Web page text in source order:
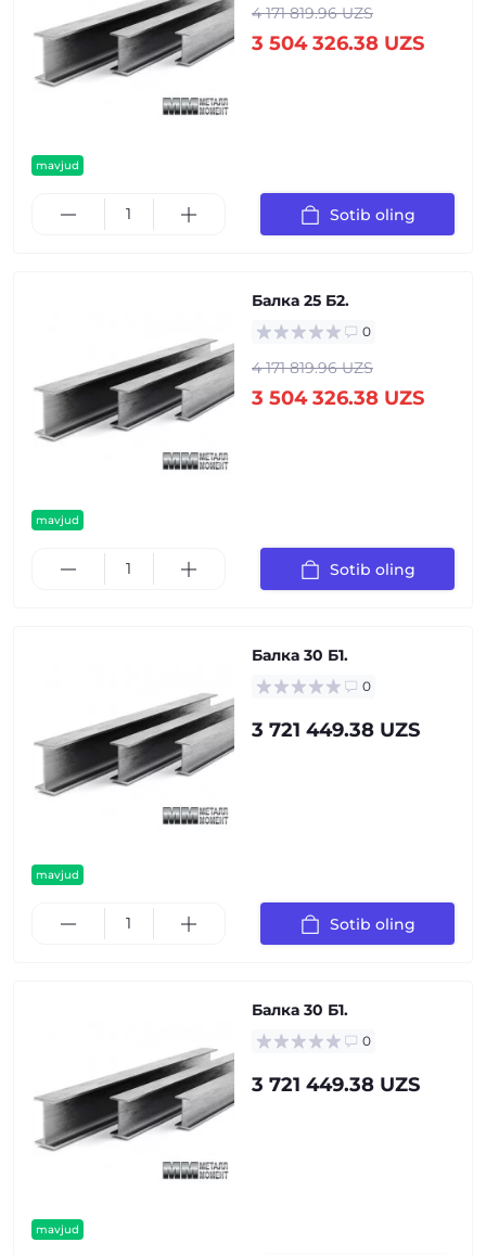
mavjud
4 171 819.96 UZS
3 504 326.38 UZS
Sotib oling
mavjud
Балка 25 Б2.
0
4 171 819.96 UZS
3 504 326.38 UZS
Sotib oling
mavjud
Балка 30 Б1.
0
3 721 449.38 UZS
Sotib oling
mavjud
Балка 30 Б1.
0
3 721 449.38 UZS